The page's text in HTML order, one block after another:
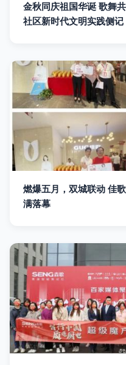
金秋同庆祖国华诞 歌舞
社区新时代文明实践侧记
燃爆五月，双城联动 佳
满落幕